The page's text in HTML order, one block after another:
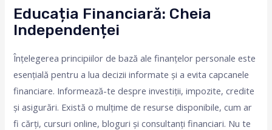
Educația Financiară: Cheia
Independenței
Înțelegerea principiilor de bază ale finanțelor personale este
esențială pentru a lua decizii informate și a evita capcanele
financiare. Informează-te despre investiții, impozite, credite
și asigurări. Există o mulțime de resurse disponibile, cum ar
fi cărți, cursuri online, bloguri și consultanți financiari. Nu te